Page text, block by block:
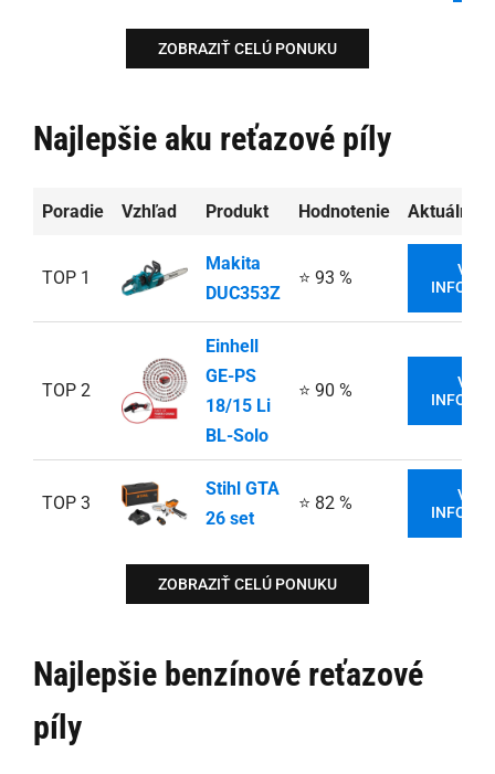
ZOBRAZIŤ CELÚ PONUKU
Najlepšie aku reťazové píly
Poradie Vzhľad Produkt Hodnotenie Aktuálna
TOP 1
Makita
DUC353Z
⭐ 93 %
VIAC
TOP 2
Einhell
GE-PS
18/15 Li
BL-Solo
⭐ 90 %
VIAC
TOP 3
Stihl GTA
26 set
⭐ 82 %
VIAC
ZOBRAZIŤ CELÚ PONUKU
Najlepšie benzínové reťazové
píly